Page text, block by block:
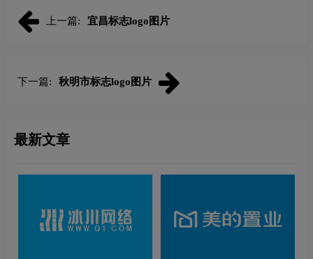
上一篇: 宜昌标志logo图片
下一篇: 秋明市标志logo图片
最新文章